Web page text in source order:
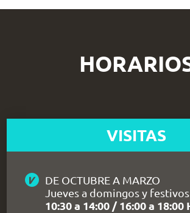
VISITAS
DE OCTUBRE A MARZO
Jueves a domingos y festivos
10:30 a 14:00 / 16:00 a 18:00